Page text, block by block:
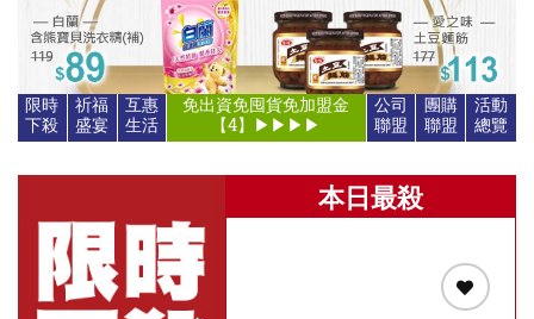
限時
下殺
祈福
盛宴
互惠
生活
社區
免出資免囤貨免加盟金
【5】▶▶▶▶
團購
聯盟
活動
總覽
本日最殺